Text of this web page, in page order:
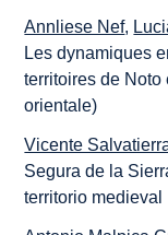
Annliese Nef,
Les dynamiques
territoires de
orientale)
Vicente
Segura de la
territorio medieval